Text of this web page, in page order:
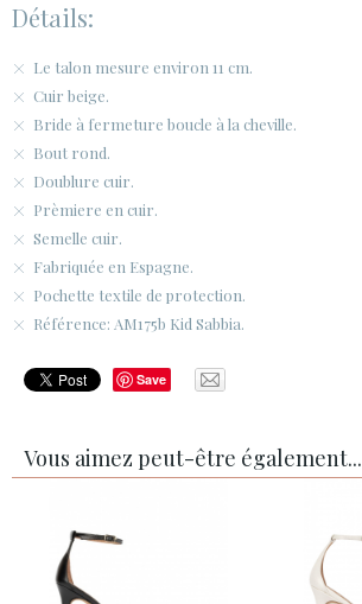
Détails:
Le talon mesure environ 11 cm.
Cuir beige.
Bride à fermeture boucle à la cheville.
Bout rond.
Doublure cuir.
Prèmiere en cuir.
Semelle cuir.
Fabriquée en Espagne.
Pochette textile de protection.
Référence: AM175b Kid Sabbia.
Save
Vous aimez peut-être également...